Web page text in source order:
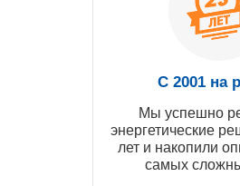
С 2001 на
Мы успешно
энергетические
лет и накопили
самых